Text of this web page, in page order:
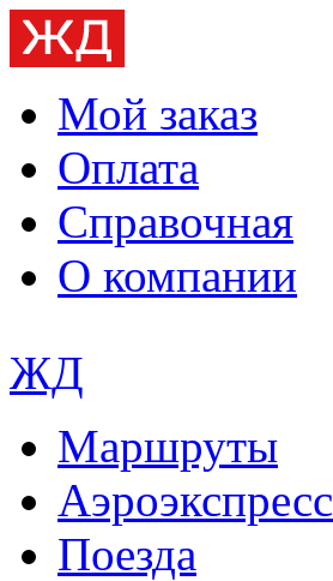
Мой заказ
Оплата
Справочная
О компании
ЖД
Маршруты
Аэроэкспресс
Поезда